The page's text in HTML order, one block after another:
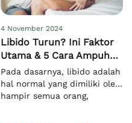
4 November 2024
Libido Turun? Ini Faktor
Utama & 5 Cara Ampuh
Meningkatkannya
Pada dasarnya, libido adalah
hal normal yang dimiliki oleh
hampir semua orang,